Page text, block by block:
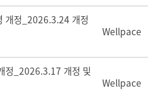
개정_2026.3.24 개정
Wellpace
정_2026.3.17 개정 및
Wellpace